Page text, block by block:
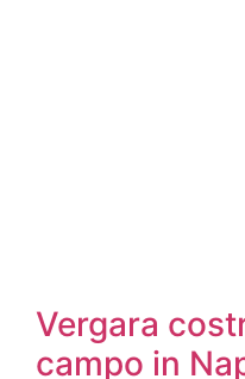
Vergara
campo in